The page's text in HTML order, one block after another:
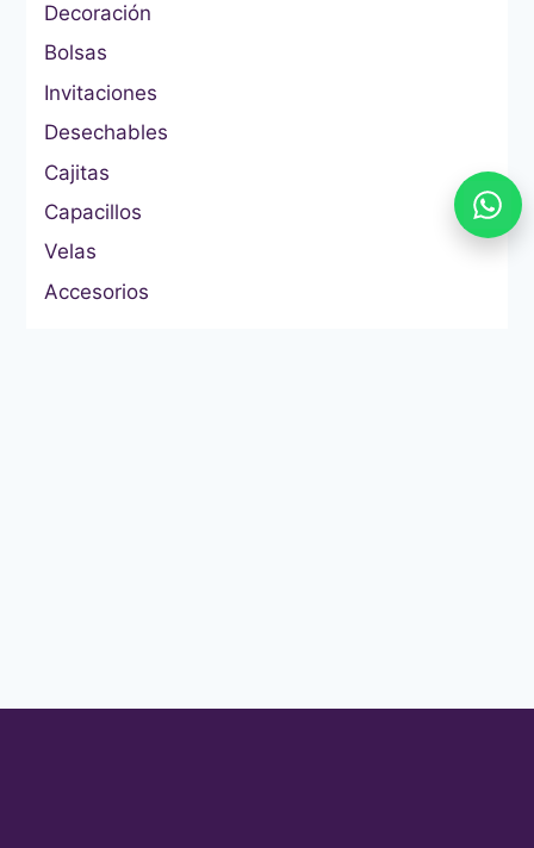
Decoración
Bolsas
Invitaciones
Desechables
Cajitas
Capacillos
Velas
Accesorios